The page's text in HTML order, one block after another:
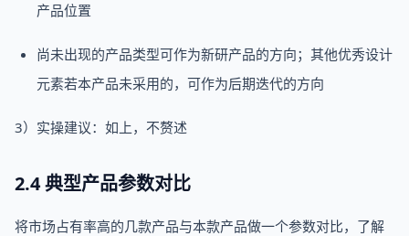
产品位置
尚未出现的产品类型可作为新研产品的方向；其他优秀设计
元素若本产品未采用的，可作为后期迭代的方向
3）实操建议：如上，不赘述
2.4 典型产品参数对比
将市场占有率高的几款产品与本款产品做一个参数对比，了解